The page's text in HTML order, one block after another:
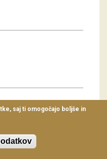
saj ti omogočajo boljše in